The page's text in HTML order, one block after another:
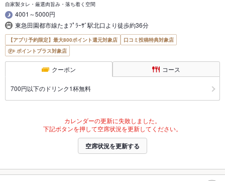
自家製タレ・厳選肉旨み・落ち着く空間
4001～5000円
東急田園都市線たまﾌﾟﾗｰｻﾞ駅北口より徒歩約36分
【アプリ予約限定】最大800ポイント還元対象店
口コミ投稿特典対象店
ポイントプラス対象店
クーポン コース
700円以下のドリンク1杯無料
カレンダーの更新に失敗しました。
下記ボタンを押して空席状況を更新してください。
空席状況を更新する